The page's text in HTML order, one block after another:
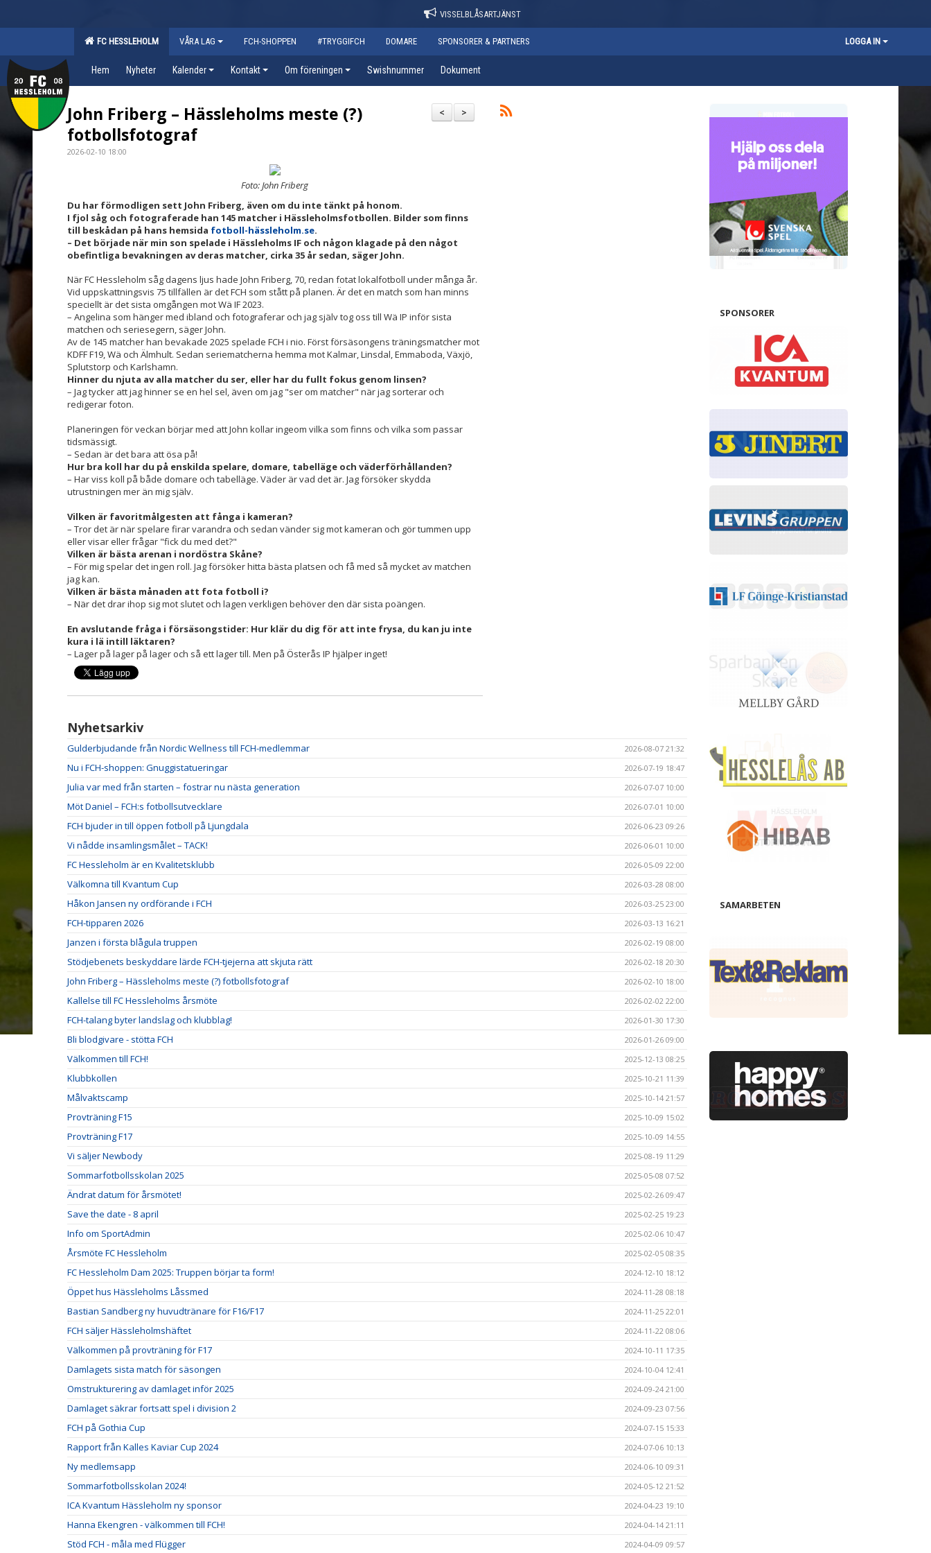
VISSELBLÅSARTJÄNST
FC HESSLEHOLM VÅRA LAG FCH-SHOPPEN #TRYGGIFCH DOMARE SPONSORER & PARTNERS LOGGA IN
Hem Nyheter Kalender Kontakt Om föreningen Swishnummer Dokument
>
<
John Friberg – Hässleholms meste (?)
fotbollsfotograf
2026-02-10 18:00
Foto: John Friberg
Du har förmodligen sett John Friberg, även om du inte tänkt på honom.
I fjol såg och fotograferade han 145 matcher i Hässleholmsfotbollen. Bilder som finns
till beskådan på hans hemsida fotboll-hässleholm.se.
– Det började när min son spelade i Hässleholms IF och någon klagade på den något
obefintliga bevakningen av deras matcher, cirka 35 år sedan, säger John.
När FC Hessleholm såg dagens ljus hade John Friberg, 70, redan fotat lokalfotboll under många år.
Vid uppskattningsvis 75 tillfällen är det FCH som stått på planen. Är det en match som han minns
speciellt är det sista omgången mot Wä IF 2023.
– Angelina som hänger med ibland och fotograferar och jag själv tog oss till Wä IP inför sista
matchen och seriesegern, säger John.
Av de 145 matcher han bevakade 2025 spelade FCH i nio. Först försäsongens träningsmatcher mot
KDFF F19, Wä och Älmhult. Sedan seriematcherna hemma mot Kalmar, Linsdal, Emmaboda, Växjö,
Splutstorp och Karlshamn.
Hinner du njuta av alla matcher du ser, eller har du fullt fokus genom linsen?
– Jag tycker att jag hinner se en hel sel, även om jag "ser om matcher" när jag sorterar och
redigerar foton.
Planeringen för veckan börjar med att John kollar ingeom vilka som finns och vilka som passar
tidsmässigt.
– Sedan är det bara att ösa på!
Hur bra koll har du på enskilda spelare, domare, tabelläge och väderförhållanden?
– Har viss koll på både domare och tabelläge. Väder är vad det är. Jag försöker skydda
utrustningen mer än mig själv.
Vilken är favoritmålgesten att fånga i kameran?
– Tror det är när spelare firar varandra och sedan vänder sig mot kameran och gör tummen upp
eller visar eller frågar "fick du med det?"
Vilken är bästa arenan i nordöstra Skåne?
– För mig spelar det ingen roll. Jag försöker hitta bästa platsen och få med så mycket av matchen
jag kan.
Vilken är bästa månaden att fota fotboll i?
– När det drar ihop sig mot slutet och lagen verkligen behöver den där sista poängen.
En avslutande fråga i försäsongstider: Hur klär du dig för att inte frysa, du kan ju inte
kura i lä intill läktaren?
– Lager på lager på lager och så ett lager till. Men på Österås IP hjälper inget!
Nyhetsarkiv
Gulderbjudande från Nordic Wellness till FCH-medlemmar 2026-08-07 21:32
Nu i FCH-shoppen: Gnuggistatueringar 2026-07-19 18:47
Julia var med från starten – fostrar nu nästa generation 2026-07-07 10:00
Möt Daniel – FCH:s fotbollsutvecklare 2026-07-01 10:00
FCH bjuder in till öppen fotboll på Ljungdala 2026-06-23 09:26
Vi nådde insamlingsmålet – TACK! 2026-06-01 10:00
FC Hessleholm är en Kvalitetsklubb 2026-05-09 22:00
Välkomna till Kvantum Cup 2026-03-28 08:00
Håkon Jansen ny ordförande i FCH 2026-03-25 23:00
FCH-tipparen 2026 2026-03-13 16:21
Janzen i första blågula truppen 2026-02-19 08:00
Stödjebenets beskyddare lärde FCH-tjejerna att skjuta rätt 2026-02-18 20:30
John Friberg – Hässleholms meste (?) fotbollsfotograf 2026-02-10 18:00
Kallelse till FC Hessleholms årsmöte 2026-02-02 22:00
FCH-talang byter landslag och klubblag! 2026-01-30 17:30
Bli blodgivare - stötta FCH 2026-01-26 09:00
Välkommen till FCH! 2025-12-13 08:25
Klubbkollen 2025-10-21 11:39
Målvaktscamp 2025-10-14 21:57
Provträning F15 2025-10-09 15:02
Provträning F17 2025-10-09 14:55
Vi säljer Newbody 2025-08-19 11:29
Sommarfotbollsskolan 2025 2025-05-08 07:52
Ändrat datum för årsmötet! 2025-02-26 09:47
Save the date - 8 april 2025-02-25 19:23
Info om SportAdmin 2025-02-06 10:47
Årsmöte FC Hessleholm 2025-02-05 08:35
FC Hessleholm Dam 2025: Truppen börjar ta form! 2024-12-10 18:12
Öppet hus Hässleholms Låssmed 2024-11-28 08:18
Bastian Sandberg ny huvudtränare för F16/F17 2024-11-25 22:01
FCH säljer Hässleholmshäftet 2024-11-22 08:06
Välkommen på provträning för F17 2024-10-11 17:35
Damlagets sista match för säsongen 2024-10-04 12:41
Omstrukturering av damlaget inför 2025 2024-09-24 21:00
Damlaget säkrar fortsatt spel i division 2 2024-09-23 07:56
FCH på Gothia Cup 2024-07-15 15:33
Rapport från Kalles Kaviar Cup 2024 2024-07-06 10:13
Ny medlemsapp 2024-06-10 09:31
Sommarfotbollsskolan 2024! 2024-05-12 21:52
ICA Kvantum Hässleholm ny sponsor 2024-04-23 19:10
Hanna Ekengren - välkommen till FCH! 2024-04-14 21:11
Stöd FCH - måla med Flügger 2024-04-09 09:57
SPONSORER
SAMARBETEN